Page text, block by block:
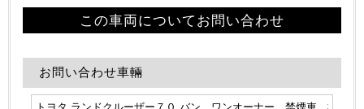
この車両についてお問い合わせ
お問い合わせ車輛